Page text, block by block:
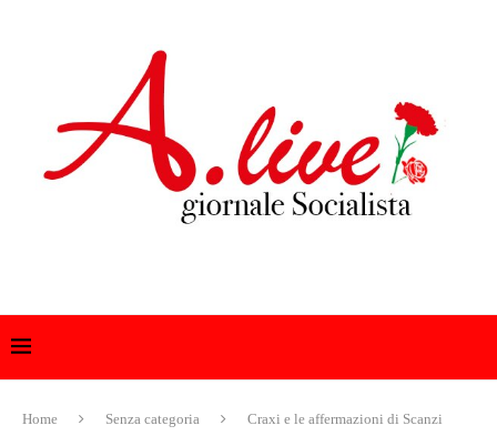
Home Senza categoria Craxi e le affermazioni di Scanzi